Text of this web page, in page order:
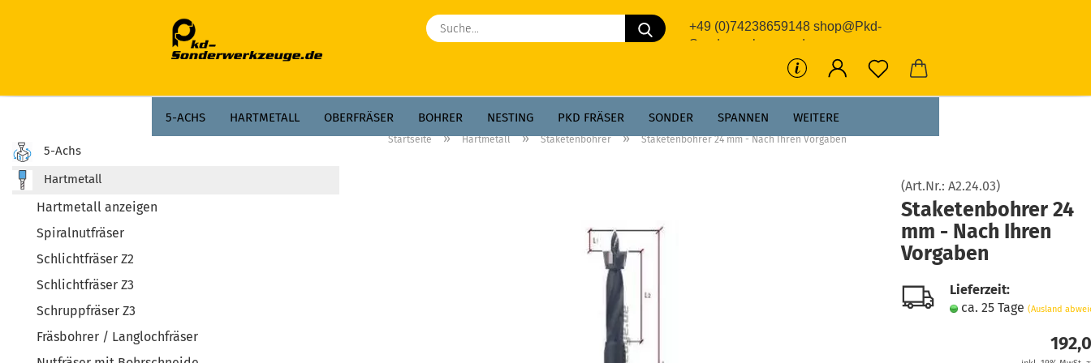
Suche...+49 (0)74238659148 shop@Pkd-
Sonderwerkzeuge.de
5-ACHS HARTMETALL OBERFRÄSER BOHRER NESTING PKD FRÄSER SONDER SPANNEN WEITERE
Startseite » Hartmetall » Staketenbohrer » Staketenbohrer 24 mm - Nach Ihren Vorgaben
(Art.Nr.: A2.24.03)
Staketenbohrer 24
mm - Nach Ihren
Vorgaben
Lieferzeit:
ca. 25 Tage (Ausland
5-Achs
Hartmetall
Hartmetall anzeigen
Spiralnutfräser
Schlichtfräser Z2
Schlichtfräser Z3
Schruppfräser Z3
Fräsbohrer / Langlochfräser